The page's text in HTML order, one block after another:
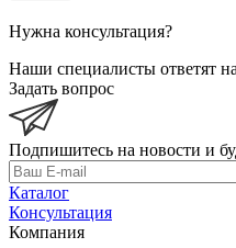
Нужна консультация?
Наши специалисты ответят
Задать вопрос
Подпишитесь на новости и
Каталог
Консультация
Компания